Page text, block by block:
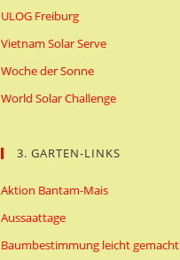
ULOG Freiburg
Vietnam Solar Serve
Woche der Sonne
World Solar Challenge
3. GARTEN-LINKS
Aktion Bantam-Mais
Aussaattage
Baumbestimmung leicht gemacht